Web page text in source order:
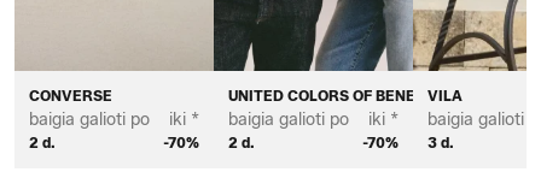
CONVERSE
baigia galioti po
2 d.
iki *
-70%
UNITED COLORS OF BENETTON
baigia galioti po
2 d.
iki *
-70%
VILA
baigia galioti
3 d.